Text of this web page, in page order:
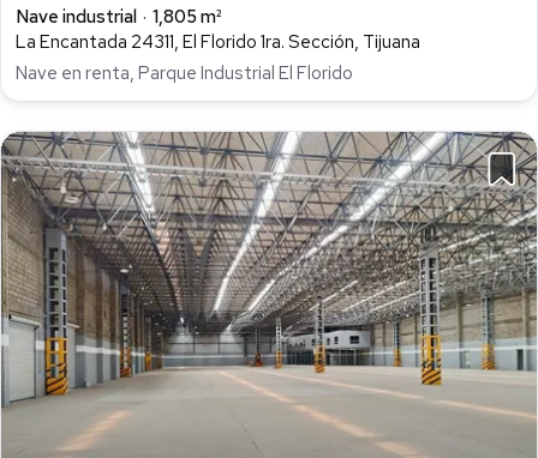
Nave industrial
1,805 m²
La Encantada 24311, El Florido 1ra. Sección, Tijuana
Nave en renta, Parque Industrial El Florido